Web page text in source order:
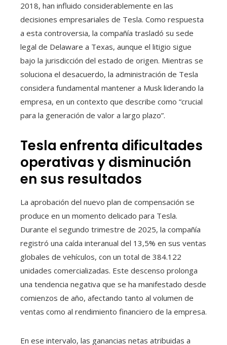
2018, han influido considerablemente en las
decisiones empresariales de Tesla. Como respuesta
a esta controversia, la compañía trasladó su sede
legal de Delaware a Texas, aunque el litigio sigue
bajo la jurisdicción del estado de origen. Mientras se
soluciona el desacuerdo, la administración de Tesla
considera fundamental mantener a Musk liderando la
empresa, en un contexto que describe como “crucial
para la generación de valor a largo plazo”.
Tesla enfrenta dificultades
operativas y disminución
en sus resultados
La aprobación del nuevo plan de compensación se
produce en un momento delicado para Tesla.
Durante el segundo trimestre de 2025, la compañía
registró una caída interanual del 13,5% en sus ventas
globales de vehículos, con un total de 384.122
unidades comercializadas. Este descenso prolonga
una tendencia negativa que se ha manifestado desde
comienzos de año, afectando tanto al volumen de
ventas como al rendimiento financiero de la empresa.
En ese intervalo, las ganancias netas atribuidas a